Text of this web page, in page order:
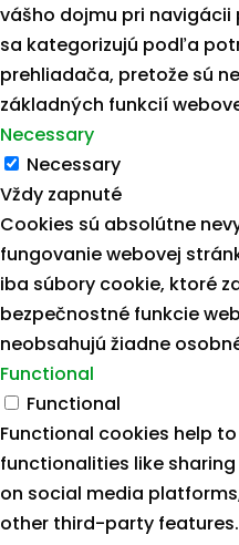
vášho dojmu pri navigácii
sa kategorizujú podľa
prehliadača, pretože sú
základných funkcií
Necessary
Necessary
Vždy zapnuté
Cookies sú absolútne
fungovanie webovej
iba súbory cookie, ktoré
bezpečnostné funkcie
neobsahujú žiadne
Functional
Functional
Functional cookies help
functionalities like
on social media
other third-party features.